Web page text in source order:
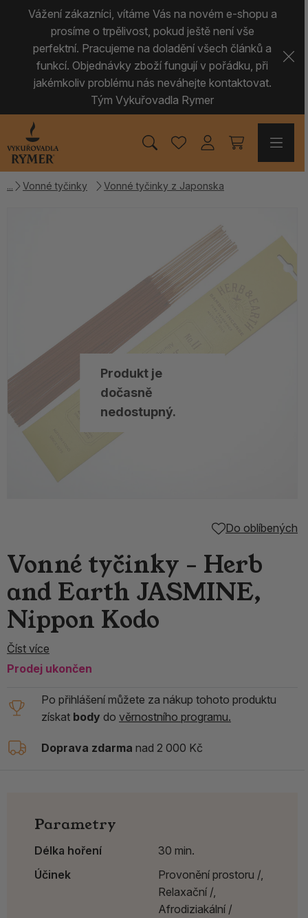
Vážení zákazníci, vítáme Vás na novém e-shopu a
prosíme o trpělivost, pokud ještě není vše
perfektní. Pracujeme na doladění všech článků a
funkcí. Objednávky zboží fungují v pořádku, při
jakémkoliv problému nás neváhejte kontaktovat.
Tým Vykuřovadla Rymer
Vonné tyčinky Vonné tyčinky z Japonska
Produkt je
dočasně
nedostupný.
Do oblíbených
Vonné tyčinky - Herb
and Earth JASMINE,
Nippon Kodo
Číst více
Prodej ukončen
Po přihlášení můžete za nákup tohoto produktu
získat body do věrnostního programu.
Doprava zdarma nad 2 000 Kč
Parametry
Délka hoření
30 min.
Účinek
Provonění prostoru /,
Relaxační /,
Afrodiziakální /